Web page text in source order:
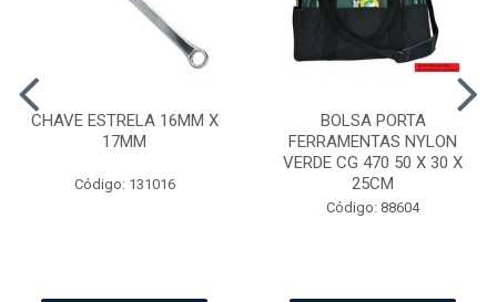
CHAVE ESTRELA 16MM X
17MM
Código: 131016
BOLSA PORTA
FERRAMENTAS NYLON
VERDE CG 470 50 X 30 X
25CM
Código: 88604